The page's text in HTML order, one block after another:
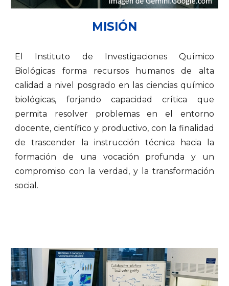
MISIÓN
El Instituto de Investigaciones Químico
Biológicas forma recursos humanos de alta
calidad a nivel posgrado en las ciencias químico
biológicas, forjando capacidad crítica que
permita resolver problemas en el entorno
docente, científico y productivo, con la finalidad
de trascender la instrucción técnica hacia la
formación de una vocación profunda y un
compromiso con la verdad, y la transformación
social.